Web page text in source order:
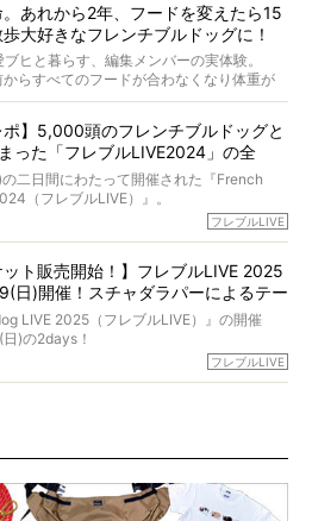
ない人でも愛犬が成仏したことを知る方
こそ暗くなりすぎない、むしろ心がスッ
ペシャル対談です！
「靖賢（せいけん）」。
年齢にして、なぜ動物専門僧侶という道を
ちとどのように向き合うべきなのか。
あれから2年、フードを変えたら15
大好きなフレンチブルドッグに！
ヒと暮らす、編集メンバーの実体験。
らすべてのフードが合わなくなり体重が
も異常はなく「年齢のせいですね…」と言
ないのかな…そんなとき、我が家に届いたの
・フード)」の試食品でした。
do(ザ・フード)」を食べつづけて二年、愛
、今も元気にお散歩をしています。
の絶望から今までを包み隠さず、時系列で
ポ】5,000頭のフレンチブルドッグと
った「フレブルLIVE2024」の全
二日間にわたって開催された『French
（フレブルLIVE）』。
頭のフレンチブルドッグと7,000人のフレ
レブルラバーのロッチさん。day2の音楽フ
ん中のPUFFYが出演するなど、例年以上
ナップ。
鹿児島県から。全国のフレンチブルドッ
た「フレブルLIVE2024」の模様を、詳しく
フレブルLIVE
ット販売開始！】フレブルLIVE 2025
日)開催！スチャダラパーによるテー
も決定
LIVE 2025（フレブルLIVE）』の開催
)の2days！
ケット、いよいよ販売スタートです！
くさんでお送りしていますので、最後まで
フレブルLIVE